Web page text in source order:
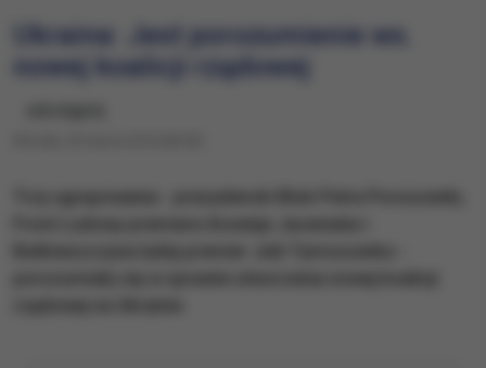
Ukraina: Jest porozumienie ws.
nowej koalicji rządowej